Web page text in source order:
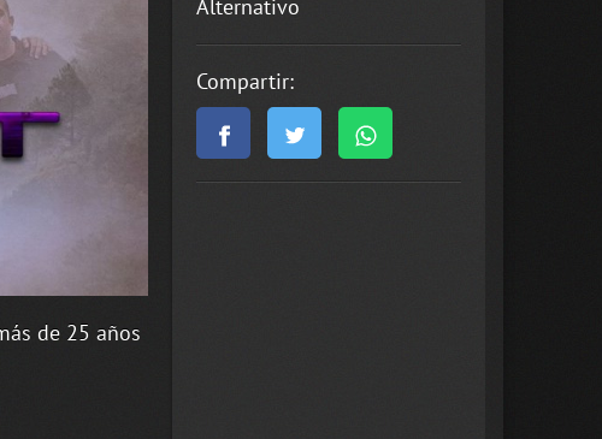
Alternativo
Compartir:
de 25 años